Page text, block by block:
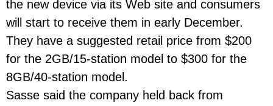
the new device via its Web site and consumers
will start to receive them in early December.
They have a suggested retail price from $200
for the 2GB/15-station model to $300 for the
8GB/40-station model.
Sasse said the company held back from